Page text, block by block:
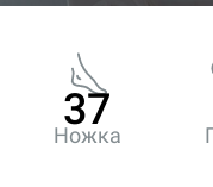
37
Ножка